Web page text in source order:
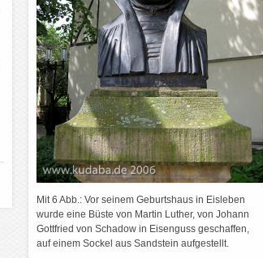
Mit 6 Abb.: Vor seinem Geburtshaus in Eisleben
wurde eine Büste von Martin Luther, von Johann
Gottfried von Schadow in Eisenguss geschaffen,
auf einem Sockel aus Sandstein aufgestellt.